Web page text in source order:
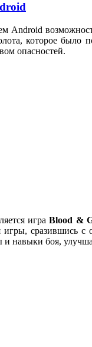
Android
которое было
опасностей.
играBlood &
игры,
навыки боя,